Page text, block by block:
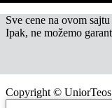
Sve cene na ovom
Ipak, ne možemo
Copyright ©